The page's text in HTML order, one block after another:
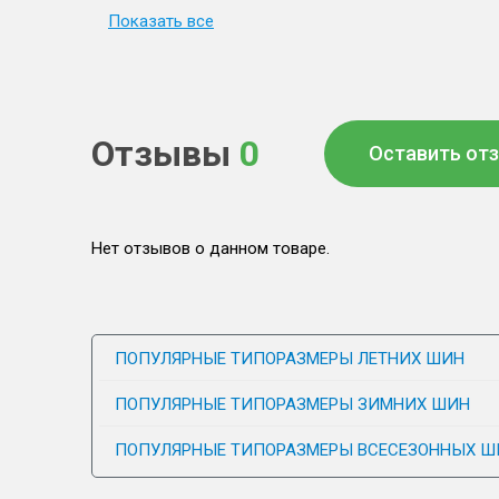
Показать все
Отзывы 0 Оставить
Нет отзывов о данном товаре.
ПОПУЛЯРНЫЕ ТИПОРАЗМЕРЫ ЛЕТНИХ ШИН
ПОПУЛЯРНЫЕ ТИПОРАЗМЕРЫ ЗИМНИХ ШИН
ПОПУЛЯРНЫЕ ТИПОРАЗМЕРЫ ВСЕСЕЗОННЫХ